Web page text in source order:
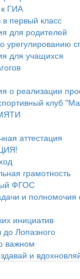
к ГИА
первый класс
для родителей
урегулированию
для учащихся
о реализации
клуб
аттестация
грамотность
ФГОС
и
инициатив
Лопазного
важном
и